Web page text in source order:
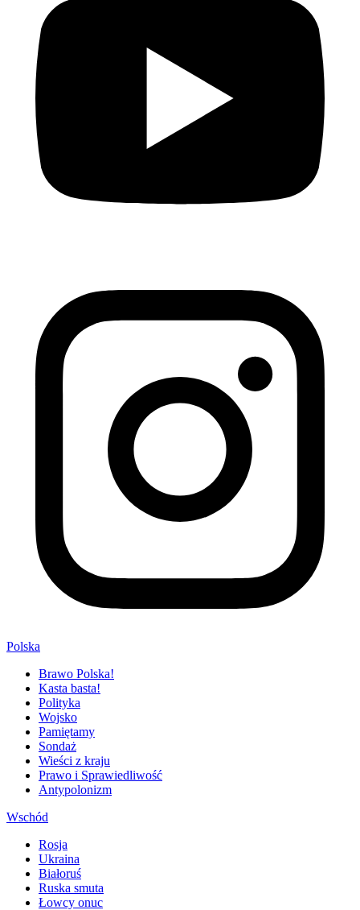
Polska
Brawo Polska!
Kasta basta!
Polityka
Wojsko
Pamiętamy
Sondaż
Wieści z kraju
Prawo i Sprawiedliwość
Antypolonizm
Wschód
Rosja
Ukraina
Białoruś
Ruska smuta
Łowcy onuc